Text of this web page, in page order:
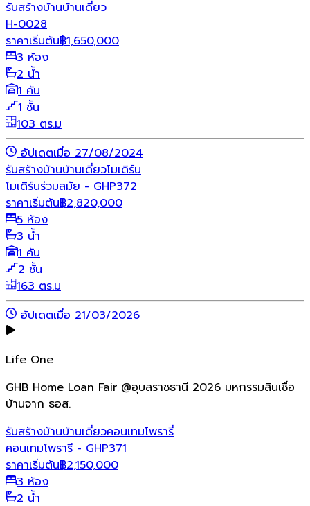
รับสร้างบ้านบ้านเดี่ยว
H-0028
ราคาเริ่มต้น฿1,650,000
3 ห้อง
2 น้ำ
1 คัน
1 ชั้น
103 ตร.ม
อัปเดตเมื่อ 27/08/2024
รับสร้างบ้านบ้านเดี่ยวโมเดิร์น
โมเดิร์นร่วมสมัย - GHP372
ราคาเริ่มต้น฿2,820,000
5 ห้อง
3 น้ำ
1 คัน
2 ชั้น
163 ตร.ม
อัปเดตเมื่อ 21/03/2026
Life One
GHB Home Loan Fair @อุบลราชธานี 2026 มหกรรมสินเชื่อ
บ้านจาก ธอส.
รับสร้างบ้านบ้านเดี่ยวคอนเทมโพรารี่
คอนเทมโพรารี - GHP371
ราคาเริ่มต้น฿2,150,000
3 ห้อง
2 น้ำ